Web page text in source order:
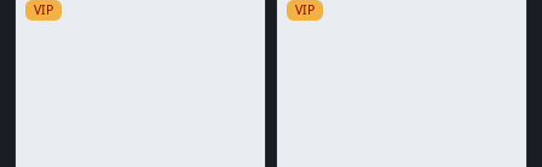
VIP VIP